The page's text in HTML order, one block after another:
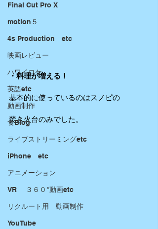
Final Cut Pro X
motion５
4s Production etc
映画レビュー
ハワイロケ
英語etc
動画制作
食Blog
ライブストリーミングetc
iPhone etc
アニメーション
VR ３６０°動画etc
リクルート用 動画制作
YouTube
・料理が増える！
基本的に使っているのはスノピの
焚き火台のみでした。